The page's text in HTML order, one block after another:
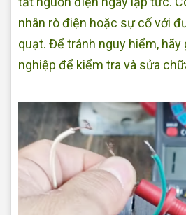
nhân rò điện hoặc sự cố với
quạt. Để tránh nguy hiểm,
nghiệp để kiểm tra và sửa